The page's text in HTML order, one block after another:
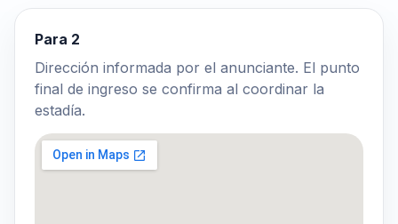
Para 2
Dirección informada por el anunciante. El punto
final de ingreso se confirma al coordinar la
estadía.